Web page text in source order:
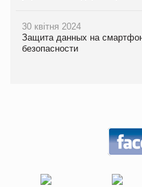
30 квітня 2024
Защита данных на
безопасности